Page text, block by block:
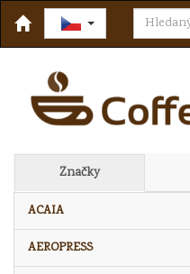
Značky
ACAIA
AEROPRESS